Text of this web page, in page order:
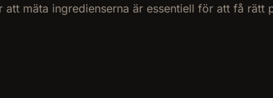
mäta ingredienserna är essentiell för att få rätt